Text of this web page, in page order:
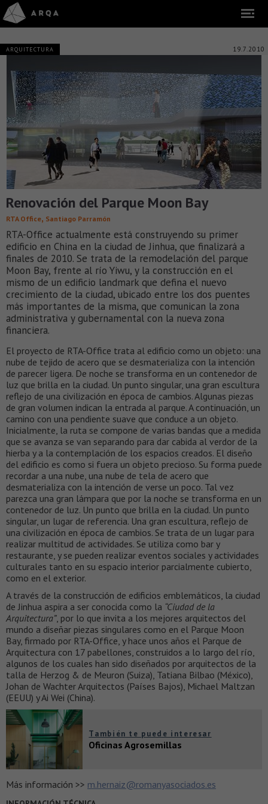
ARQUITECTURA 19.7.2010
Renovación del Parque Moon Bay
RTA Office, Santiago Parramón
RTA-Office actualmente está construyendo su primer
edificio en China en la ciudad de Jinhua, que finalizará a
finales de 2010. Se trata de la remodelación del parque
Moon Bay, frente al río Yiwu, y la construcción en el
mismo de un edificio landmark que defina el nuevo
crecimiento de la ciudad, ubicado entre los dos puentes
más importantes de la misma, que comunican la zona
administrativa y gubernamental con la nueva zona
financiera.
El proyecto de RTA-Office trata al edificio como un objeto: una
nube de tejido de acero que se desmaterializa con la intención
de parecer ligera. De noche se transforma en un contenedor de
luz que brilla en la ciudad. Un punto singular, una gran escultura
reflejo de una civilización en época de cambios. Algunas piezas
de gran volumen indican la entrada al parque. A continuación, un
camino con una pendiente suave que conduce a un objeto.
Inicialmente, la ruta se compone de varias bandas que a medida
que se avanza se van separando para dar cabida al verdor de la
hierba y a la contemplación de los espacios creados. El diseño
del edificio es como si fuera un objeto precioso. Su forma puede
recordar a una nube, una nube de tela de acero que
desmaterializa con la intención de verse un poco. Tal vez
parezca una gran lámpara que por la noche se transforma en un
contenedor de luz. Un punto que brilla en la ciudad. Un punto
singular, un lugar de referencia. Una gran escultura, reflejo de
una civilización en época de cambios. Se trata de un lugar para
realizar multitud de actividades. Se utiliza como bar y
restaurante, y se pueden realizar eventos sociales y actividades
culturales tanto en su espacio interior parcialmente cubierto,
como en el exterior.
A través de la construcción de edificios emblemáticos, la ciudad
de Jinhua aspira a ser conocida como la “Ciudad de la
Arquitectura”, por lo que invita a los mejores arquitectos del
mundo a diseñar piezas singulares como en el Parque Moon
Bay, firmado por RTA-Office, y hace unos años el Parque de
Arquitectura con 17 pabellones, construidos a lo largo del río,
algunos de los cuales han sido diseñados por arquitectos de la
talla de Herzog & de Meuron (Suiza), Tatiana Bilbao (México),
Johan de Wachter Arquitectos (Países Bajos), Michael Maltzan
(EEUU) y Ai Wei (China).
También te puede interesar
Oficinas Agrosemillas
Más información >> m.hernaiz@romanyasociados.es